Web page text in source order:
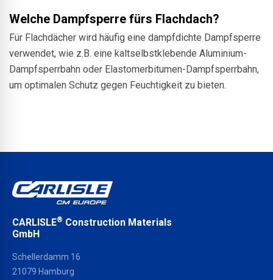
Welche Dampfsperre fürs Flachdach?
Für Flachdächer wird häufig eine dampfdichte Dampfsperre
verwendet, wie z.B. eine kaltselbstklebende Aluminium-
Dampfsperrbahn oder Elastomerbitumen-Dampfsperrbahn,
um optimalen Schutz gegen Feuchtigkeit zu bieten.
CARLISLE® Construction Materials
GmbH
Schellerdamm 16
21079 Hamburg